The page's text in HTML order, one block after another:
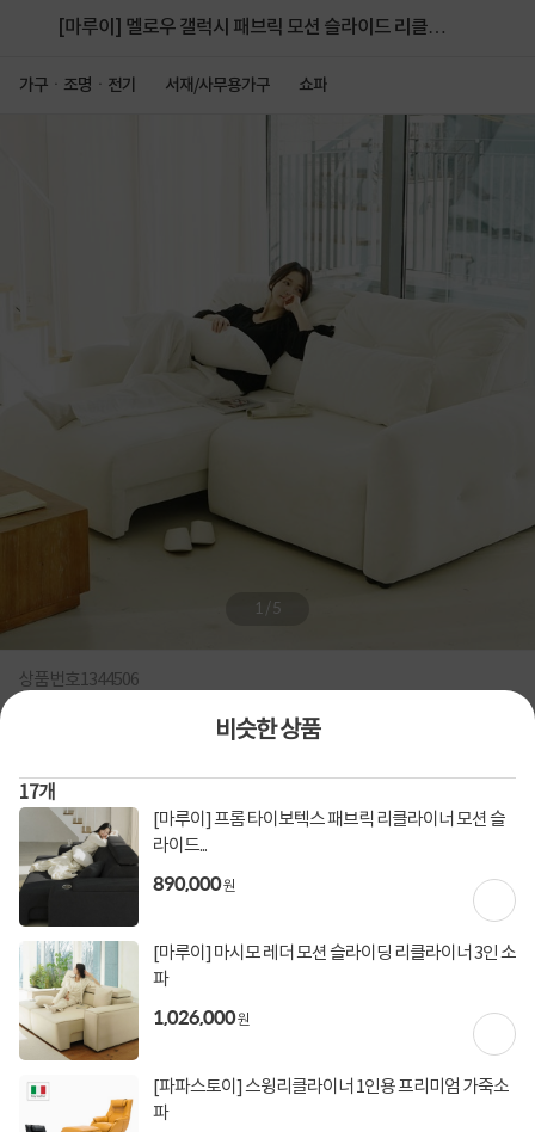
[마루이] 멜로우 갤럭시 패브릭 모션 슬라이드 리클라
가구ㆍ조명ㆍ전기 서재/사무용가구 쇼파
비슷한 상품
17개
[마루이] 프롬 타이보텍스 패브릭 리클라이너 모션 슬
라이드...
890,000원
[마루이] 마시모 레더 모션 슬라이딩 리클라이너 3인 소
파
1,026,000원
[파파스토이] 스윙리클라이너 1인용 프리미엄 가죽소
파
1/5
상품번호1344506
[마루이] 멜로우 갤럭시 패브릭 모션 슬라이드 리클라이너 무
빙 쇼파 3인용
리클라이너,모션리클라이너,전동소파,마루이,거실소파,화이트소파/리클라이너/2~3
인/패브릭
0건
939,000
할인혜택
[토스페이 X 계좌이체] 50,000원 즉시할인
(1,000,000원 이상 결제 시)
(600,000원 이상 결제 시)
[토스페이 X 농협카드] 5% 즉시할인 (800,000원 이
상 결제 시)